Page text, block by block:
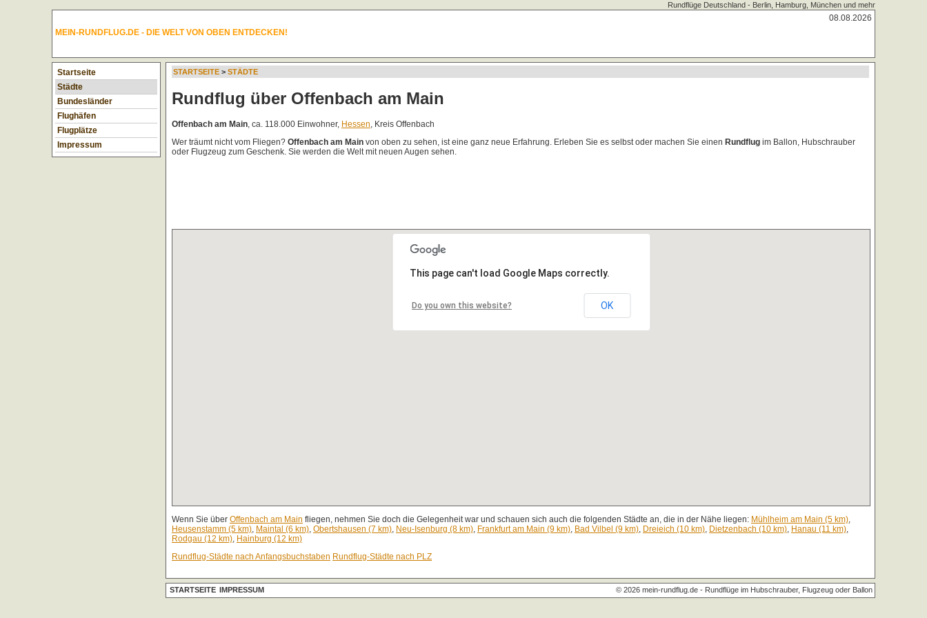
Rundflüge Deutschland - Berlin, Hamburg, München und mehr
08.08.2026
MEIN-RUNDFLUG.DE - DIE WELT VON OBEN ENTDECKEN!
Startseite
Städte
Bundesländer
Flughäfen
Flugplätze
Impressum
STARTSEITE > STÄDTE
Rundflug über Offenbach am Main
Offenbach am Main, ca. 118.000 Einwohner, Hessen, Kreis Offenbach
Wer träumt nicht vom Fliegen? Offenbach am Main von oben zu sehen, ist eine ganz neue Erfahrung. Erleben Sie es selbst oder machen Sie einen Rundflug im Ballon, Hubschrauber
oder Flugzeug zum Geschenk. Sie werden die Welt mit neuen Augen sehen.
This page can't load Google Maps correctly.
Do you own this website? OK
Wenn Sie über Offenbach am Main fliegen, nehmen Sie doch die Gelegenheit war und schauen sich auch die folgenden Städte an, die in der Nähe liegen: Mühlheim am Main (5 km),
Heusenstamm (5 km), Maintal (6 km), Obertshausen (7 km), Neu-Isenburg (8 km), Frankfurt am Main (9 km), Bad Vilbel (9 km), Dreieich (10 km), Dietzenbach (10 km), Hanau (11 km),
Rodgau (12 km), Hainburg (12 km)
Rundflug-Städte nach Anfangsbuchstaben Rundflug-Städte nach PLZ
STARTSEITE IMPRESSUM © 2026 mein-rundflug.de - Rundflüge im Hubschrauber, Flugzeug oder Ballon